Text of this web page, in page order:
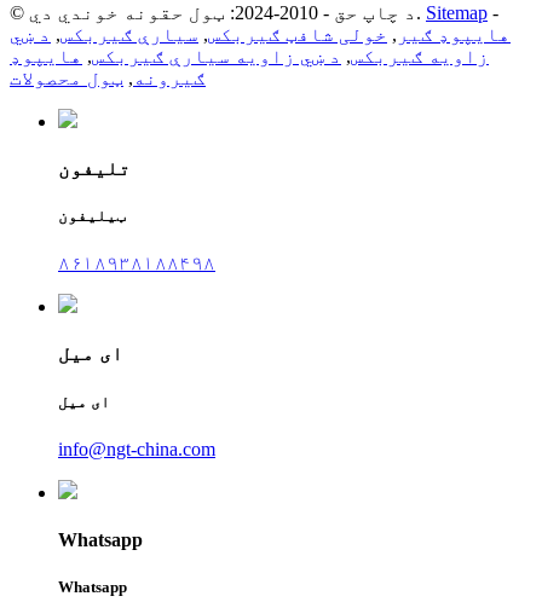
© د چاپ حق - 2010-2024: ټول حقونه خوندي دي. Sitemap -
هایپوډ ګیر , خولی شافټ ګیربکس, سیارې ګیربکس, د ښي
زاویه ګیربکس, د ښي زاویه سیارې ګیربکس, هایپوډ
ګیرونه , ټول محصولات
تلیفون
ټیلیفون
۸۶۱۸۹۳۸۱۸۸۴۹۸
ای میل
ای میل
info@ngt-china.com
Whatsapp
Whatsapp